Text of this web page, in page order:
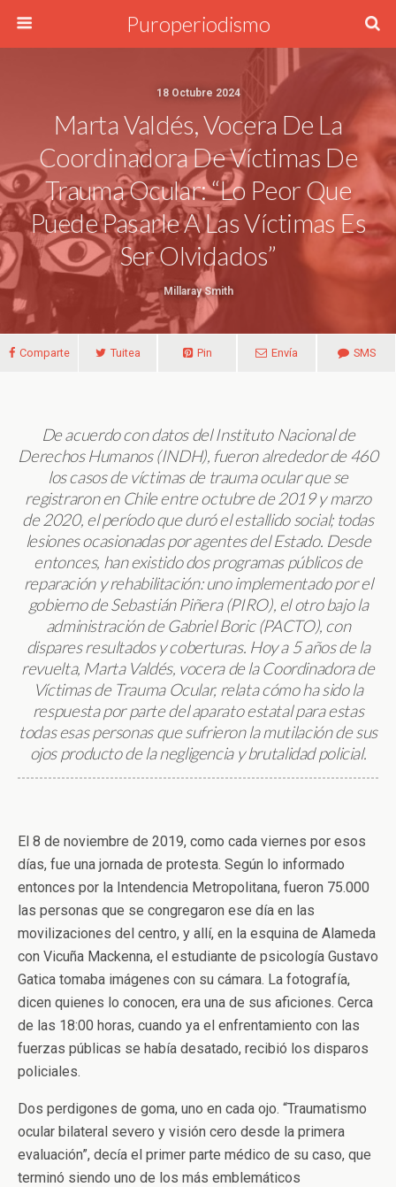
Puroperiodismo
18 Octubre 2024
Marta Valdés, Vocera De La
Coordinadora De Víctimas De
Trauma Ocular: “Lo Peor Que
Puede Pasarle A Las Víctimas Es
Ser Olvidados”
Millaray Smith
Comparte Tuitea Pin Envía SMS
De acuerdo con datos del Instituto Nacional de
Derechos Humanos (INDH), fueron alrededor de 460
los casos de víctimas de trauma ocular que se
registraron en Chile entre octubre de 2019 y marzo
de 2020, el período que duró el estallido social; todas
lesiones ocasionadas por agentes del Estado. Desde
entonces, han existido dos programas públicos de
reparación y rehabilitación: uno implementado por el
gobierno de Sebastián Piñera (PIRO), el otro bajo la
administración de Gabriel Boric (PACTO), con
dispares resultados y coberturas. Hoy a 5 años de la
revuelta, Marta Valdés, vocera de la Coordinadora de
Víctimas de Trauma Ocular, relata cómo ha sido la
respuesta por parte del aparato estatal para estas
todas esas personas que sufrieron la mutilación de sus
ojos producto de la negligencia y brutalidad policial.
El 8 de noviembre de 2019, como cada viernes por esos
días, fue una jornada de protesta. Según lo informado
entonces por la Intendencia Metropolitana, fueron 75.000
las personas que se congregaron ese día en las
movilizaciones del centro, y allí, en la esquina de Alameda
con Vicuña Mackenna, el estudiante de psicología Gustavo
Gatica tomaba imágenes con su cámara. La fotografía,
dicen quienes lo conocen, era una de sus aficiones. Cerca
de las 18:00 horas, cuando ya el enfrentamiento con las
fuerzas públicas se había desatado, recibió los disparos
policiales.
Dos perdigones de goma, uno en cada ojo. “Traumatismo
ocular bilateral severo y visión cero desde la primera
evaluación”, decía el primer parte médico de su caso, que
terminó siendo uno de los más emblemáticos